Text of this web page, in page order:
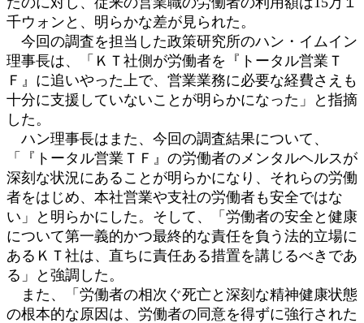
千ウォンと、明らかな差が見られた。
今回の調査を担当した政策研究所のハン・イムイン
理事長は、「ＫＴ社側が労働者を『トータル営業Ｔ
Ｆ』に追いやった上で、営業業務に必要な経費さえも
十分に支援していないことが明らかになった」と指摘
した。
ハン理事長はまた、今回の調査結果について、
「『トータル営業ＴＦ』の労働者のメンタルヘルスが
深刻な状況にあることが明らかになり、それらの労働
者をはじめ、本社営業や支社の労働者も安全ではな
い」と明らかにした。そして、「労働者の安全と健康
について第一義的かつ最終的な責任を負う法的立場に
あるＫＴ社は、直ちに責任ある措置を講じるべきであ
る」と強調した。
また、「労働者の相次ぐ死亡と深刻な精神健康状態
の根本的な原因は、労働者の同意を得ずに強行された